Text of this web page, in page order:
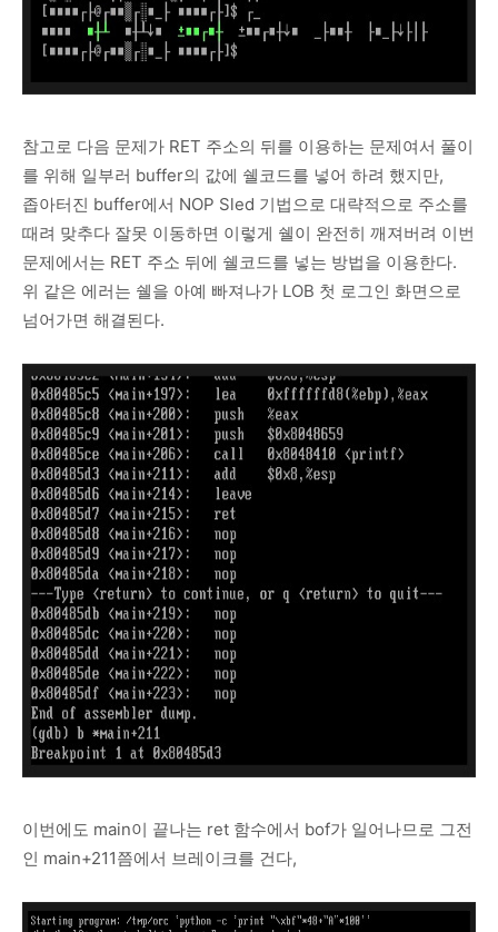
참고로 다음 문제가 RET 주소의 뒤를 이용하는 문제여서 풀이
를 위해 일부러 buffer의 값에 쉘코드를 넣어 하려 했지만,
좁아터진 buffer에서 NOP Sled 기법으로 대략적으로 주소를
때려 맞추다 잘못 이동하면 이렇게 쉘이 완전히 깨져버려 이번
문제에서는 RET 주소 뒤에 쉘코드를 넣는 방법을 이용한다.
위 같은 에러는 쉘을 아예 빠져나가 LOB 첫 로그인 화면으로
넘어가면 해결된다.
이번에도 main이 끝나는 ret 함수에서 bof가 일어나므로 그전
인 main+211쯤에서 브레이크를 건다,